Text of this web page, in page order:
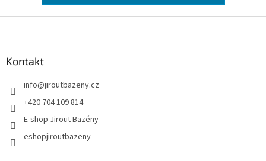
Kontakt
info@jiroutbazeny.cz
+420 704 109 814
E-shop Jirout Bazény
eshopjiroutbazeny